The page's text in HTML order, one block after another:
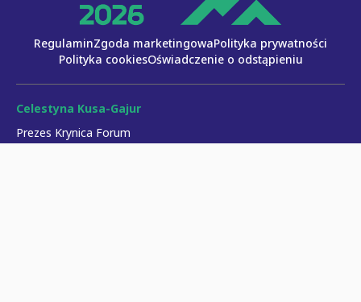
RegulaminZgoda marketingowaPolityka prywatności
Polityka cookiesOświadczenie o odstąpieniu
Celestyna Kusa-Gajur
Prezes Krynica Forum